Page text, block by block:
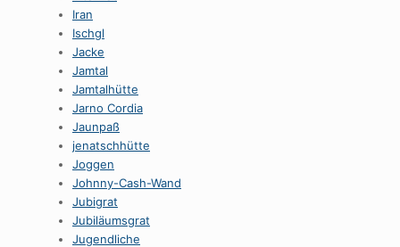
Iran
Ischgl
Jacke
Jamtal
Jamtalhütte
Jarno Cordia
Jaunpaß
jenatschhütte
Joggen
Johnny-Cash-Wand
Jubigrat
Jubiläumsgrat
Jugendliche